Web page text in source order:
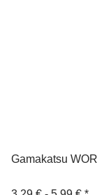
Gamakatsu